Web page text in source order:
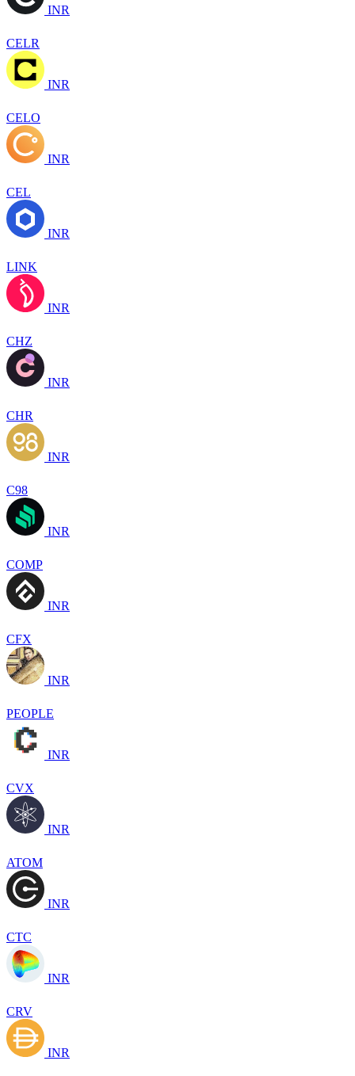
INR
CELR
INR
CELO
INR
CEL
INR
LINK
INR
CHZ
INR
CHR
INR
C98
INR
COMP
INR
CFX
INR
PEOPLE
INR
CVX
INR
ATOM
INR
CTC
INR
CRV
INR